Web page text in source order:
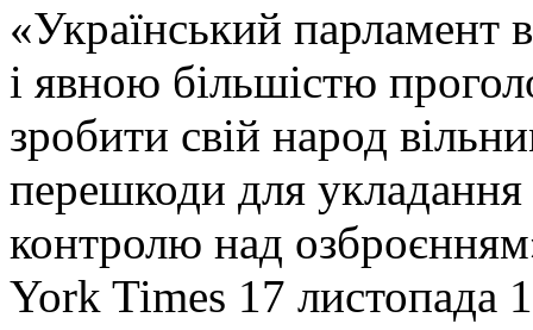
«Український парламент
і явною більшістю
зробити свій народ
перешкоди для
контролю над
York Times 17 листопада